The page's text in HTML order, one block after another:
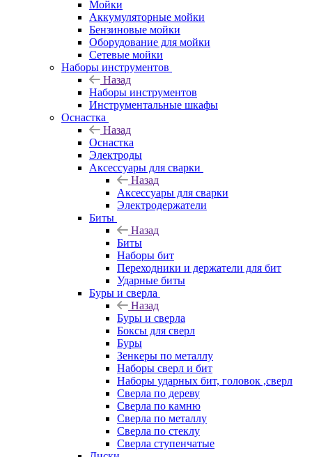
Мойки
Аккумуляторные мойки
Бензиновые мойки
Оборудование для мойки
Сетевые мойки
Наборы инструментов
Назад
Наборы инструментов
Инструментальные шкафы
Оснастка
Назад
Оснастка
Электроды
Аксессуары для сварки
Назад
Аксессуары для сварки
Электродержатели
Биты
Назад
Биты
Наборы бит
Переходники и держатели для бит
Ударные биты
Буры и сверла
Назад
Буры и сверла
Боксы для сверл
Буры
Зенкеры по металлу
Наборы сверл и бит
Наборы ударных бит, головок ,сверл
Сверла по дереву
Сверла по камню
Сверла по металлу
Сверла по стеклу
Сверла ступенчатые